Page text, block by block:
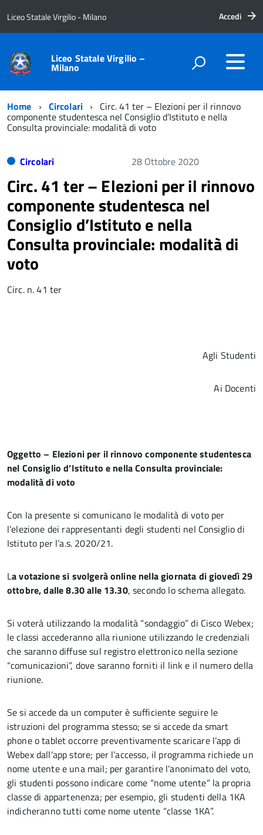
Liceo Statale Virgilio - Milano Accedi
Liceo Statale Virgilio –
Milano
Home Circolari Circ. 41 ter – Elezioni per il rinnovo
componente studentesca nel Consiglio d’Istituto e nella
Consulta provinciale: modalità di voto
Circolari 28 Ottobre 2020
Circ. 41 ter – Elezioni per il rinnovo
componente studentesca nel
Consiglio d’Istituto e nella
Consulta provinciale: modalità di
voto
Circ. n. 41 ter
Agli Studenti
Ai Docenti
Oggetto – Elezioni per il rinnovo componente studentesca
nel Consiglio d’Istituto e nella Consulta provinciale:
modalità di voto
Con la presente si comunicano le modalità di voto per
l’elezione dei rappresentanti degli studenti nel Consiglio di
Istituto per l’a.s. 2020/21.
La votazione si svolgerà online nella giornata di giovedì 29
ottobre, dalle 8.30 alle 13.30, secondo lo schema allegato.
Si voterà utilizzando la modalità “sondaggio” di Cisco Webex;
le classi accederanno alla riunione utilizzando le credenziali
che saranno diffuse sul registro elettronico nella sezione
“comunicazioni”, dove saranno forniti il link e il numero della
riunione.
Se si accede da un computer è sufficiente seguire le
istruzioni del programma stesso; se si accede da smart
phone o tablet occorre preventivamente scaricare l’app di
Webex dall’app store; per l’accesso, il programma richiede un
nome utente e una mail; per garantire l’anonimato del voto,
gli studenti possono indicare come “nome utente” la propria
classe di appartenenza; per esempio, gli studenti della 1KA
indicheranno tutti come nome utente “classe 1KA”.